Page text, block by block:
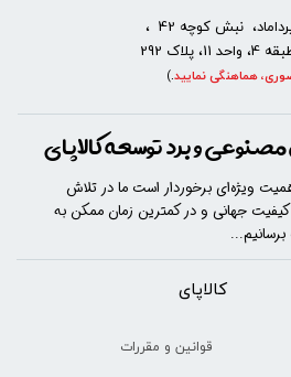
​​کالاپای
قوانین و مقررات
و برد توسعه کالاپای
ویژه‌ای برخوردار است ما در تلاش
کیفیت جهانی و در کمترین زمان ممکن به
نبش کوچه 42 ،
292
هماهنگی نمایید.
)